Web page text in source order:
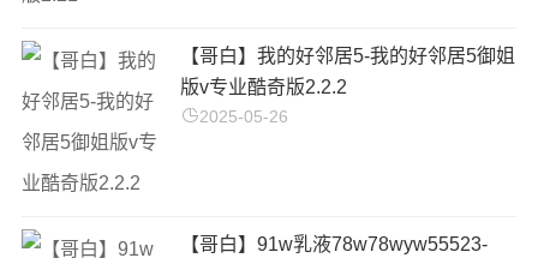
【哥白】我的好邻居5-我的好邻居5御姐
版v专业酷奇版2.2.2
2025-05-26
【哥白】91w乳液78w78wyw55523-